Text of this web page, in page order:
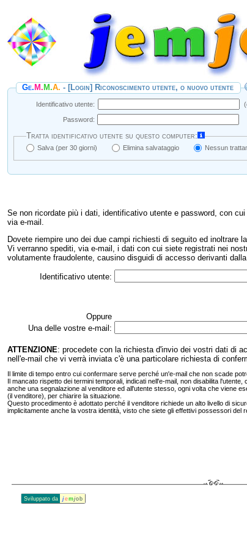
Ge. M. M.A. - [Login] Riconoscimento utente, o nuovo utente
Identificativo utente:
Password:
Tratta identificativo utente su questo computer:
Salva (per 30 giorni) Elimina salvataggio Nessun
Se non ricordate più i dati, identificativo utente e password, con
via e‑mail.
Dovete riempire uno dei due campi richiesti di seguito ed inoltrare
Vi verranno spediti, via e‑mail, i dati con cui siete registrati nei
volutamente fraudolente, causino disguidi di accesso derivanti
Identificativo utente:
Oppure
Una delle vostre e‑mail:
ATTENZIONE: procedete con la richiesta d'invio dei vostri dati di
nell'e‑mail che vi verrà inviata c'è una particolare richiesta di
Il limite di tempo entro cui confermare serve perché un'e‑mail che non scade
Il mancato rispetto dei termini temporali, indicati nell'e‑mail, non disabilita
anche una segnalazione al venditore ed all'utente stesso, ogni volta che viene
(il venditore), per chiarire la situazione.
Questo procedimento è adottato perché il venditore richiede un alto livello di
implicitamente anche la vostra identità, visto che siete gli effettivi possessori del
Sviluppato da jemjob